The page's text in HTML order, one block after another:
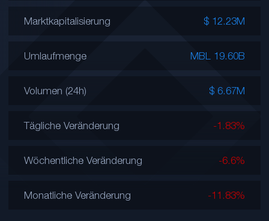
Marktkapitalisierung $ 12.23M
Umlaufmenge MBL 19.60B
Volumen (24h) $ 6.67M
Tägliche Veränderung -1.83%
Wöchentliche Veränderung -6.6%
Monatliche Veränderung -11.83%